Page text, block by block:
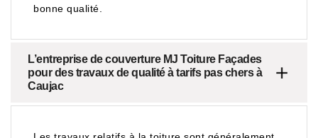
bonne qualité.
L’entreprise de couverture MJ Toiture Façades
pour des travaux de qualité à tarifs pas chers à
Caujac